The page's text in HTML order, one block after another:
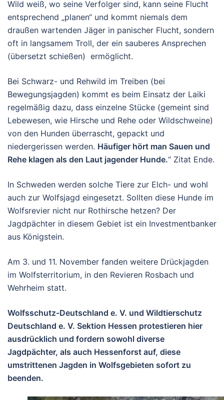
Wild weiß, wo seine Verfolger sind, kann seine Flucht
entsprechend „planen“ und kommt niemals dem
draußen wartenden Jäger in panischer Flucht, sondern
oft in langsamem Troll, der ein sauberes Ansprechen
(übersetzt schießen) ermöglicht.
Bei Schwarz- und Rehwild im Treiben (bei
Bewegungsjagden) kommt es beim Einsatz der Laiki
regelmäßig dazu, dass einzelne Stücke (gemeint sind
Lebewesen, wie Hirsche und Rehe oder Wildschweine)
von den Hunden überrascht, gepackt und
niedergerissen werden. Häufiger hört man Sauen und
Rehe klagen als den Laut jagender Hunde.“ Zitat Ende.
In Schweden werden solche Tiere zur Elch- und wohl
auch zur Wolfsjagd eingesetzt. Sollten diese Hunde im
Wolfsrevier nicht nur Rothirsche hetzen? Der
Jagdpächter in diesem Gebiet ist ein Investmentbanker
aus Königstein.
Am 3. und 11. November fanden weitere Drückjagden
im Wolfsterritorium, in den Revieren Rosbach und
Wehrheim statt.
Wolfsschutz-Deutschland e. V. und Wildtierschutz
Deutschland e. V. Sektion Hessen protestieren hier
ausdrücklich und fordern sowohl diverse
Jagdpächter, als auch Hessenforst auf, diese
umstrittenen Jagden in Wolfsgebieten sofort zu
beenden.